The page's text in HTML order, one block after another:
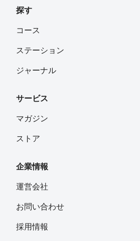
探す
コース
ステーション
ジャーナル
サービス
マガジン
ストア
企業情報
運営会社
お問い合わせ
採用情報